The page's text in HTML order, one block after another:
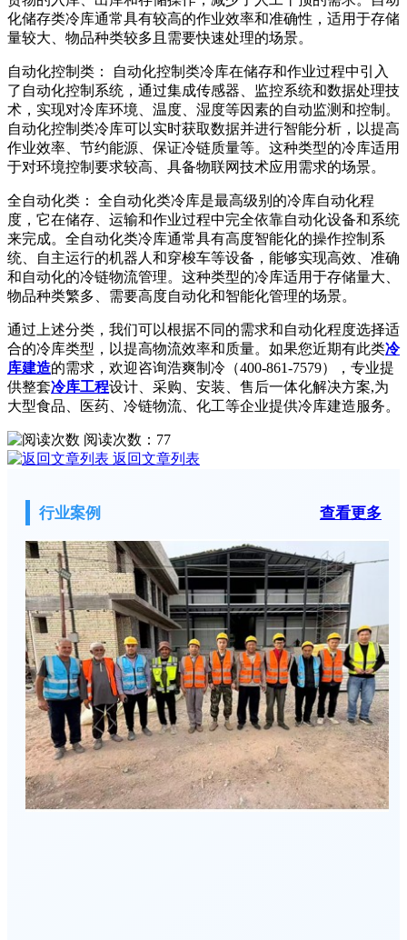
化储存类冷库通常具有较高的作业效率和准确性，适用于存储
量较大、物品种类较多且需要快速处理的场景。
自动化控制类： 自动化控制类冷库在储存和作业过程中引入
了自动化控制系统，通过集成传感器、监控系统和数据处理技
术，实现对冷库环境、温度、湿度等因素的自动监测和控制。
自动化控制类冷库可以实时获取数据并进行智能分析，以提高
作业效率、节约能源、保证冷链质量等。这种类型的冷库适用
于对环境控制要求较高、具备物联网技术应用需求的场景。
全自动化类： 全自动化类冷库是最高级别的冷库自动化程
度，它在储存、运输和作业过程中完全依靠自动化设备和系统
来完成。全自动化类冷库通常具有高度智能化的操作控制系
统、自主运行的机器人和穿梭车等设备，能够实现高效、准确
和自动化的冷链物流管理。这种类型的冷库适用于存储量大、
物品种类繁多、需要高度自动化和智能化管理的场景。
通过上述分类，我们可以根据不同的需求和自动化程度选择适
合的冷库类型，以提高物流效率和质量。如果您近期有此类冷
库建造的需求，欢迎咨询浩爽制冷（400-861-7579），专业提
供整套冷库工程设计、采购、安装、售后一体化解决方案,为
大型食品、医药、冷链物流、化工等企业提供冷库建造服务。
阅读次数： 77
返回文章列表
行业案例 查看更多